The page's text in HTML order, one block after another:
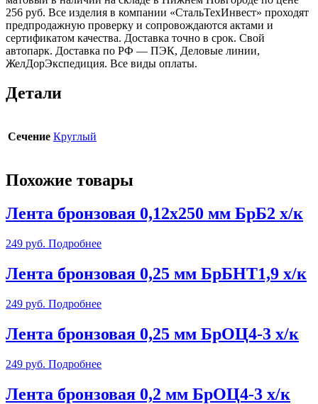
256 руб. Все изделия в компании «СтальТехИнвест» проходят
предпродажную проверку и сопровождаются актами и
сертификатом качества. Доставка точно в срок. Свой
автопарк. Доставка по РФ — ПЭК, Деловые линии,
ЖелДорЭкспедиция. Все виды оплаты.
Детали
Сечение Круглый
Похожие товары
Лента бронзовая 0,12х250 мм БрБ2 х/к
249 руб. Подробнее
Лента бронзовая 0,25 мм БрБНТ1,9 х/к
249 руб. Подробнее
Лента бронзовая 0,25 мм БрОЦ4-3 х/к
249 руб. Подробнее
Лента бронзовая 0,2 мм БрОЦ4-3 х/к